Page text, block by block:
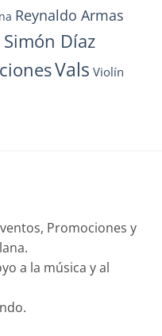
Reynaldo Armas
Simón Díaz
Vals Violín
Promociones y
a la música y al